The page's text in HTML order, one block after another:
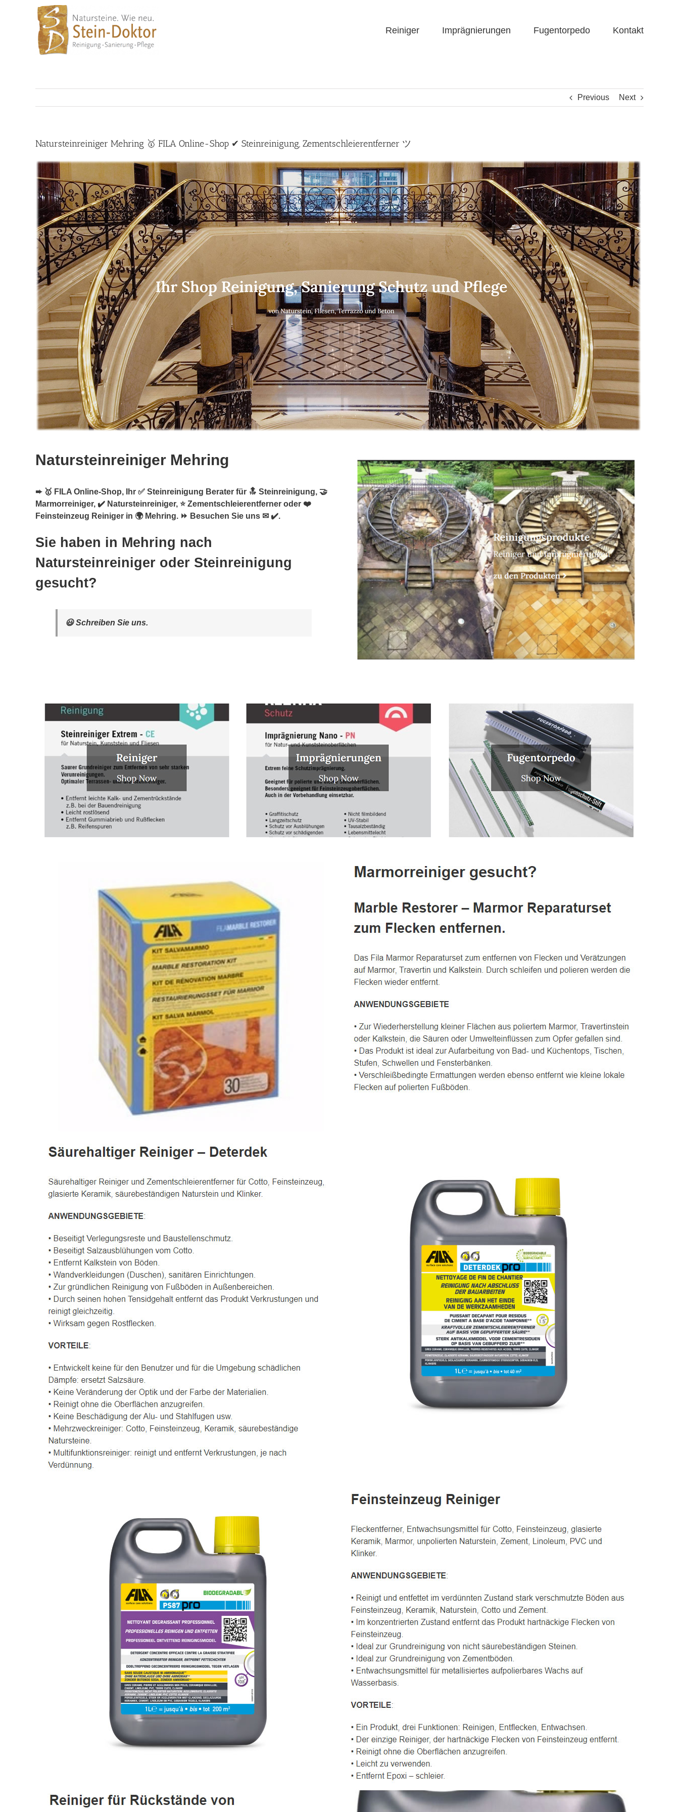
Reiniger Imprägnierungen Fugentorpedo Kontakt
Previous Next
Natursteinreiniger Mehring 🥇 FILA Online-Shop ✔ Steinreinigung, Zementschleierentferner ツ
Natursteinreiniger Mehring
➨ 🥇 FILA Online-Shop, Ihr ✅ Steinreinigung Berater für 🔝 Steinreinigung, 🤝
Marmorreiniger, ✔️ Natursteinreiniger, ⭐ Zementschleierentferner oder ❤️
Feinsteinzeug Reiniger in 🌍 Mehring. ⏩ Besuchen Sie uns ✉ ✔️.
Sie haben in Mehring nach
Natursteinreiniger oder Steinreinigung
gesucht?
😃 Schreiben Sie uns.